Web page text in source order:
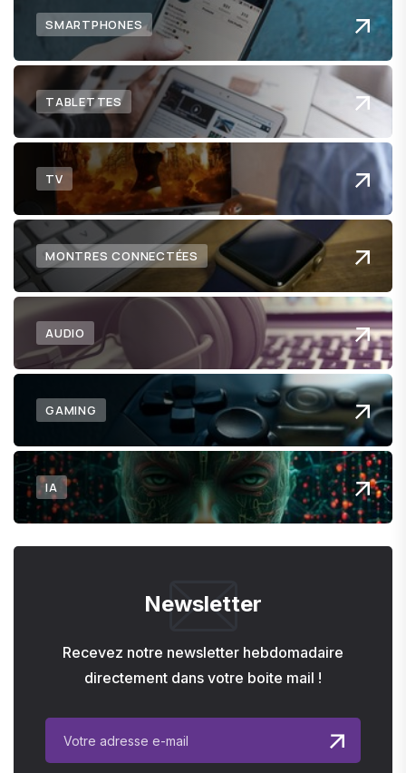
SMARTPHONES
TABLETTES
TV
MONTRES CONNECTÉES
AUDIO
GAMING
IA
Newsletter
Recevez notre newsletter hebdomadaire
directement dans votre boite mail !